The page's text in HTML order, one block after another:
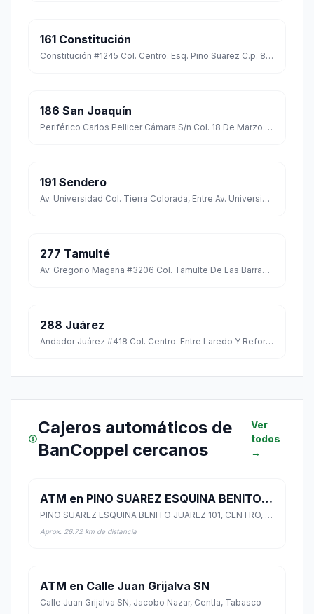
161 Constitución
Constitución #1245 Col. Centro. Esq. Pino Suarez C.p. 86000
186 San Joaquín
Periférico Carlos Pellicer Cámara S/n Col. 18 De Marzo. Esq. Con Carretera a Reforma C.p. 86140
191 Sendero
Av. Universidad Col. Tierra Colorada, Entre Av. Universidad Y Av. Periférico Carlos Pellicer Cámara C.p. 86129
277 Tamulté
Av. Gregorio Magaña #3206 Col. Tamulte De Las Barrancas C.p. 86150 Entre: Vicente Guerrero Y Calle Hidalgo.
288 Juárez
Andador Juárez #418 Col. Centro. Entre Laredo Y Reforma C.p. 86000
Cajeros automáticos de
BanCoppel cercanos
Ver
todos
→
ATM en PINO SUAREZ ESQUINA BENITO JUAREZ 101
PINO SUAREZ ESQUINA BENITO JUAREZ 101, CENTRO, Centro, Tabasco
Aprox. 26.72 km de distancia
ATM en Calle Juan Grijalva SN
Calle Juan Grijalva SN, Jacobo Nazar, Centla, Tabasco